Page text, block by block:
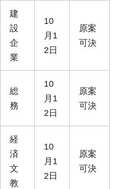
建
設
企
業
10
月1
2日
原案
可決
総
務
10
月1
2日
原案
可決
経
済
文
教
10
月1
2日
原案
可決